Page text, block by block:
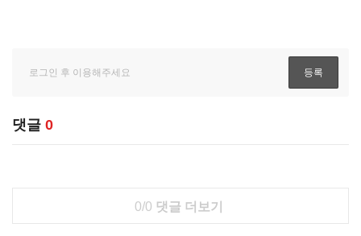
댓글 0
0/0 댓글 더보기